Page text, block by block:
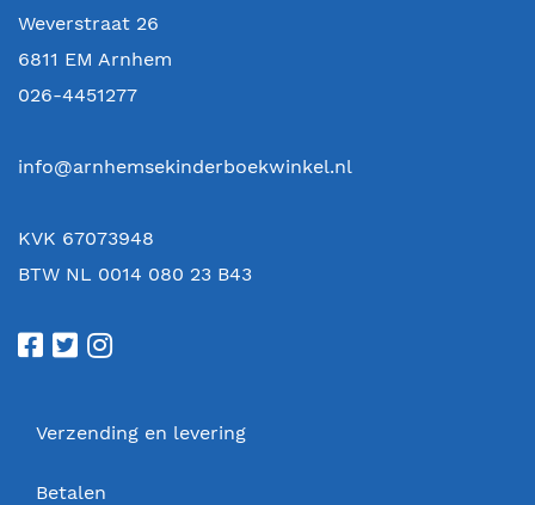
Weverstraat 26
6811 EM Arnhem
026-4451277
info@arnhemsekinderboekwinkel.nl
KVK 67073948
BTW NL 0014 080 23 B43
Verzending en levering
Betalen